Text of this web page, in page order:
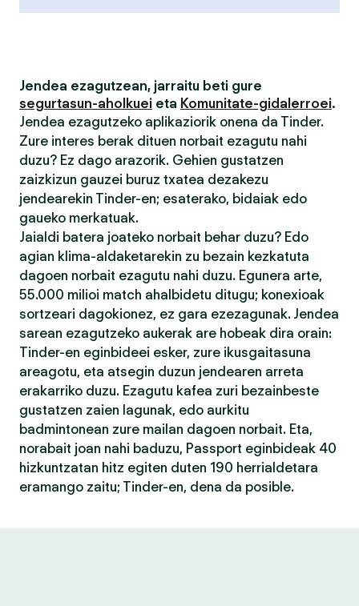
Jendea ezagutzean, jarraitu beti gure
segurtasun-aholkuei eta Komunitate-gidalerroei.
Jendea ezagutzeko aplikaziorik onena da Tinder.
Zure interes berak dituen norbait ezagutu nahi
duzu? Ez dago arazorik. Gehien gustatzen
zaizkizun gauzei buruz txatea dezakezu
jendearekin Tinder-en; esaterako, bidaiak edo
gaueko merkatuak.
Jaialdi batera joateko norbait behar duzu? Edo
agian klima-aldaketarekin zu bezain kezkatuta
dagoen norbait ezagutu nahi duzu. Egunera arte,
55.000 milioi match ahalbidetu ditugu; konexioak
sortzeari dagokionez, ez gara ezezagunak. Jendea
sarean ezagutzeko aukerak are hobeak dira orain:
Tinder-en eginbideei esker, zure ikusgaitasuna
areagotu, eta atsegin duzun jendearen arreta
erakarriko duzu. Ezagutu kafea zuri bezainbeste
gustatzen zaien lagunak, edo aurkitu
badmintonean zure mailan dagoen norbait. Eta,
norabait joan nahi baduzu, Passport eginbideak 40
hizkuntzatan hitz egiten duten 190 herrialdetara
eramango zaitu; Tinder-en, dena da posible.